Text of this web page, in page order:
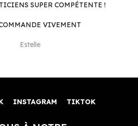
SUPER COMPÉTENTE !
VIVEMENT
Estelle
INSTAGRAM TIKTOK